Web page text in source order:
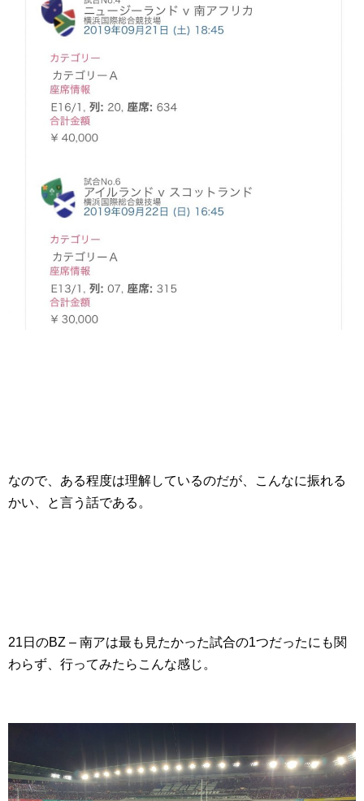
なので、ある程度は理解しているのだが、こんなに振れる
かい、と言う話である。
21日のBZ – 南アは最も見たかった試合の1つだったにも関
わらず、行ってみたらこんな感じ。